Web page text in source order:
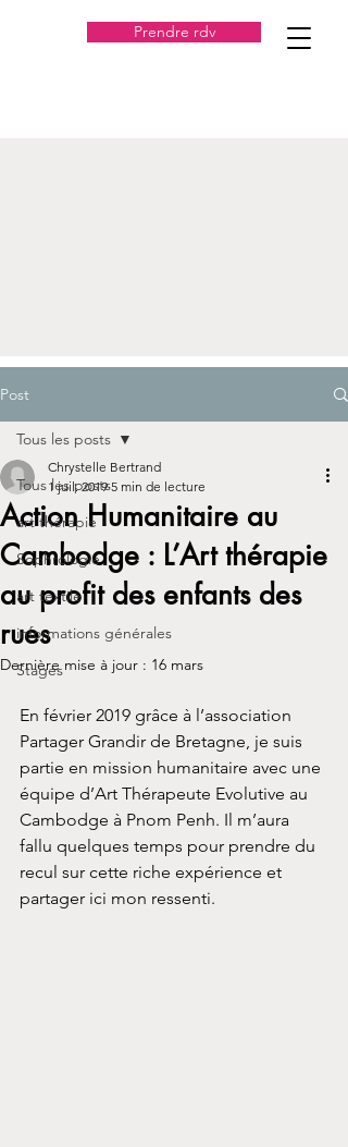
Prendre rdv
Post
Tous les posts
art thérapie
Sophrologie
art textile
informations générales
Stages
Tous les posts
Action Humanitaire au
Cambodge : L’Art thérapie
au profit des enfants des
rues
Chrystelle Bertrand
1 juil. 2019 5 min de lecture
Dernière mise à jour : 16 mars
En février 2019 grâce à l’association
Partager Grandir de Bretagne, je suis
partie en mission humanitaire avec une
équipe d’Art Thérapeute Evolutive au
Cambodge à Pnom Penh. Il m’aura
fallu quelques temps pour prendre du
recul sur cette riche expérience et
partager ici mon ressenti.